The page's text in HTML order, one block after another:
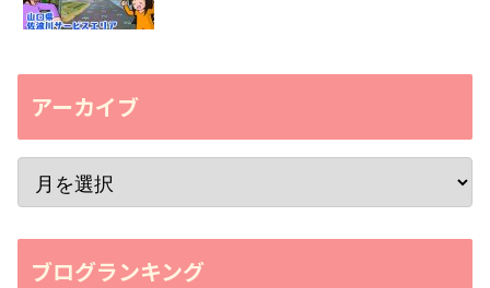
アーカイブ
ブログランキング